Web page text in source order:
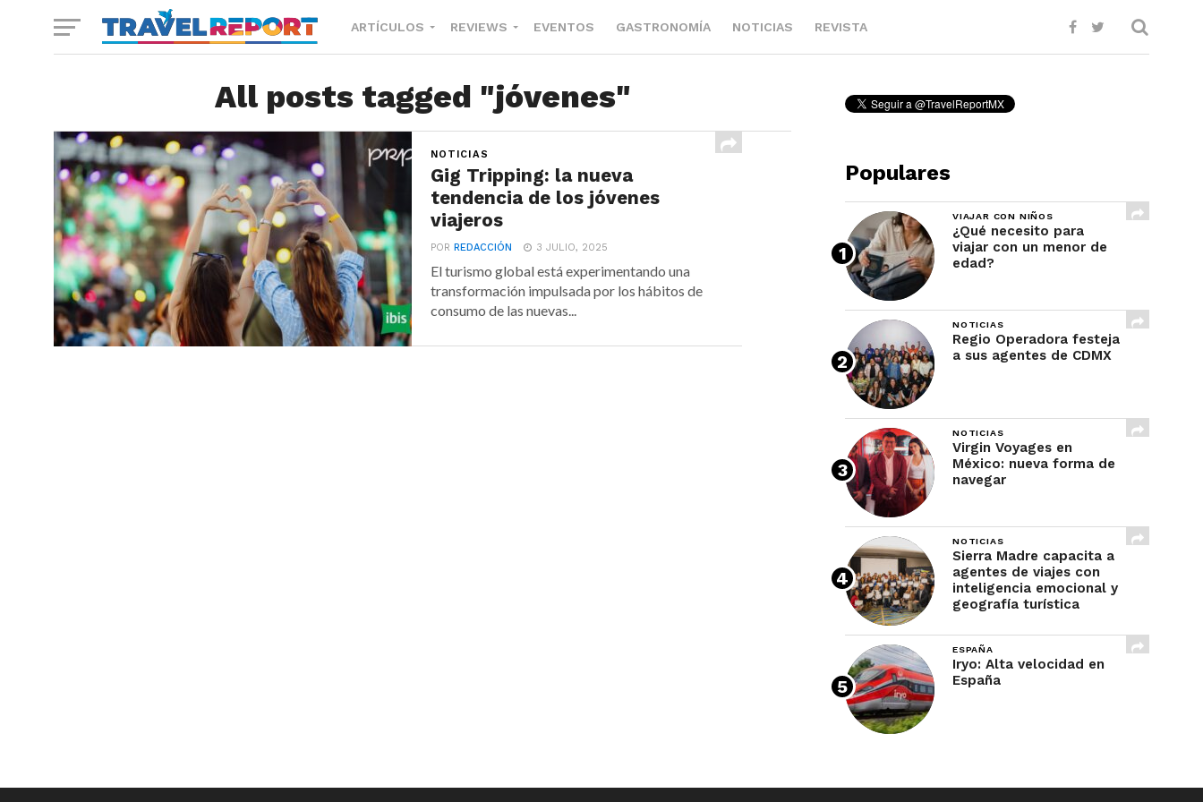
ARTÍCULOS REVIEWS EVENTOS GASTRONOMÍA NOTICIAS REVISTA
All posts tagged "jóvenes"
NOTICIAS
Gig Tripping: la nueva
tendencia de los jóvenes
viajeros
PORREDACCIÓN 3 JULIO, 2025
El turismo global está experimentando una
transformación impulsada por los hábitos de
consumo de las nuevas...
Populares
VIAJAR CON NIÑOS
¿Qué necesito para
viajar con un menor de
edad?
NOTICIAS
Regio Operadora festeja
a sus agentes de CDMX
NOTICIAS
Virgin Voyages en
México: nueva forma de
navegar
NOTICIAS
Sierra Madre capacita a
agentes de viajes con
inteligencia emocional y
geografía turística
ESPAÑA
Iryo: Alta velocidad en
España